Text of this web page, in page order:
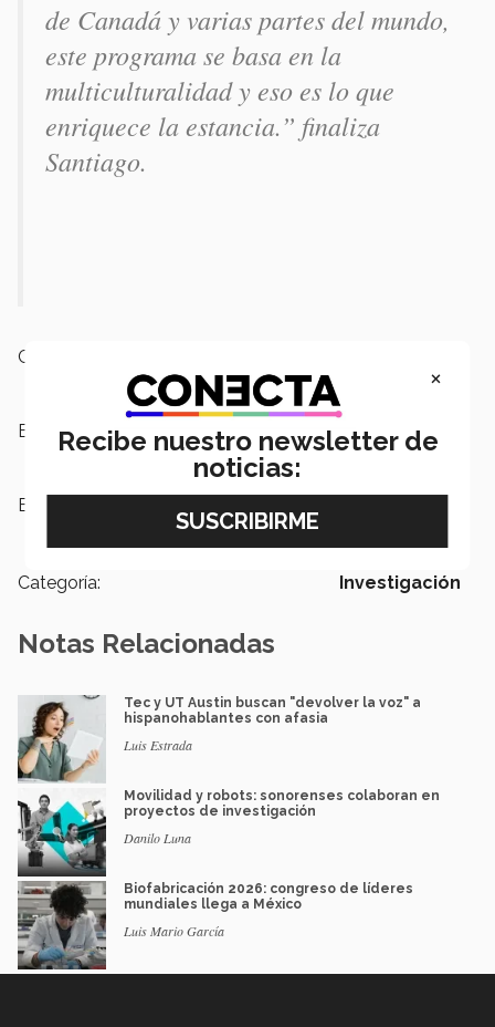
de Canadá y varias partes del mundo,
este programa se basa en la
multiculturalidad y eso es lo que
enriquece la estancia.” finaliza
Santiago.
Campus:
Escuelas: Ingeniería y Ciencias
Etiquetas:
Ingeniería Civil,
Categoría: Investigación
Notas Relacionadas
Tec y UT Austin buscan "devolver la voz" a
hispanohablantes con afasia
Luis Estrada
Movilidad y robots: sonorenses colaboran en
proyectos de investigación
Danilo Luna
Biofabricación 2026: congreso de líderes
mundiales llega a México
Luis Mario García
×
Recibe nuestro newsletter de
noticias: